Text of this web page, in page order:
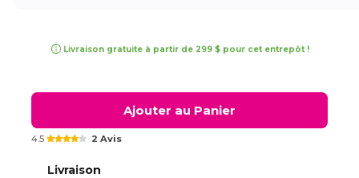
Livraison gratuite à partir de 299 $ pour cet entrepôt !
Ajouter au Panier
4.5 2 Avis
Livraison